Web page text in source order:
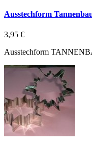
Ausstechform
3,95 €
Ausstechform